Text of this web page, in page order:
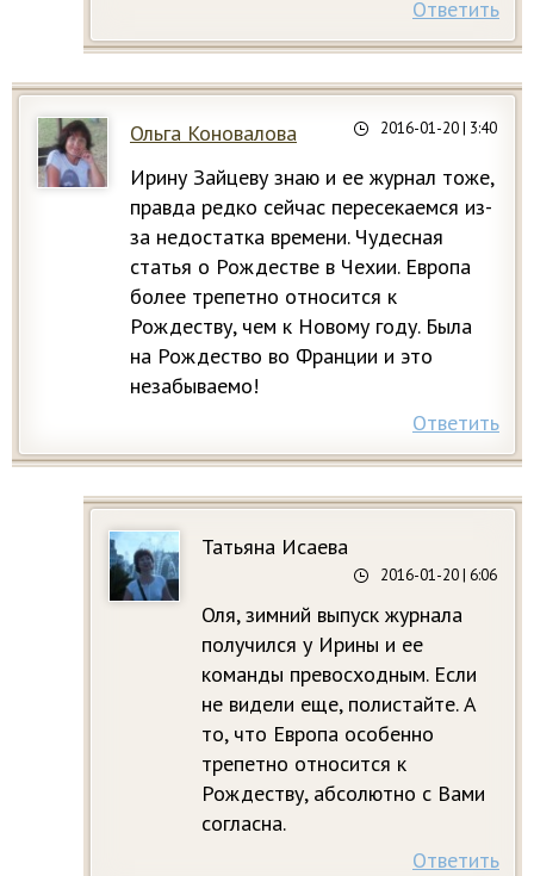
Ответить
Ольга Коновалова 2016-01-20| 3:40
Ирину Зайцеву знаю и ее журнал тоже,
правда редко сейчас пересекаемся из-
за недостатка времени. Чудесная
статья о Рождестве в Чехии. Европа
более трепетно относится к
Рождеству, чем к Новому году. Была
на Рождество во Франции и это
незабываемо!
Ответить
Татьяна Исаева
2016-01-20| 6:06
Оля, зимний выпуск журнала
получился у Ирины и ее
команды превосходным. Если
не видели еще, полистайте. А
то, что Европа особенно
трепетно относится к
Рождеству, абсолютно с Вами
согласна.
Ответить